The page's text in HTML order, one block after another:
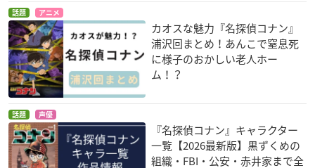
話題 アニメ
カオスな魅力『名探偵コナン』
浦沢回まとめ！あんこで窒息死
に様子のおかしい老人ホー
ム！？
話題 声優
『名探偵コナン』キャラクター
一覧【2026最新版】黒ずくめの
組織・FBI・公安・赤井家まで全